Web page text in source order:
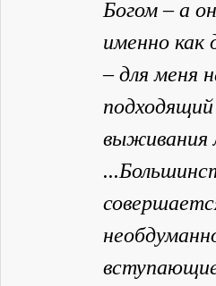
Богом – а
именно как
– для меня
выживания